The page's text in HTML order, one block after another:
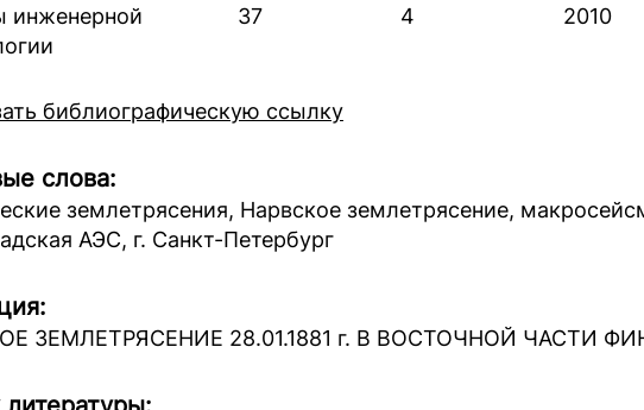
инженерной
37 4 2010
библиографическую ссылку
слова:
землетрясения, Нарвское землетрясение,
АЭС, г. Санкт-Петербург
ЗЕМЛЕТРЯСЕНИЕ 28.01.1881 г. В ВОСТОЧНОЙ ЧАСТИ